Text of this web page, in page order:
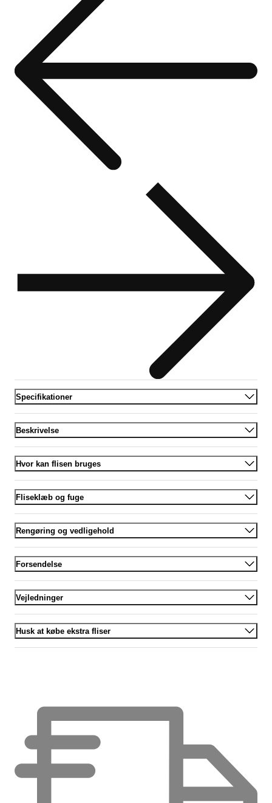
Specifikationer
Beskrivelse
Hvor kan flisen bruges
Fliseklæb og fuge
Rengøring og vedligehold
Forsendelse
Vejledninger
Husk at købe ekstra fliser